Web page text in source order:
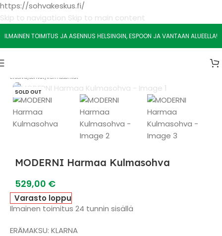
https://sohvakeskus.fi/
Skip to navigation Skip to main content
ILMAINEN TOIMITUS JA ASENNUS HELSINGIN, ESPOON JA VANTAAN ALUEELLA!
Etusivu/Sohvat/ Kulmasohvat
SOLD OUT
MODERNI Harmaa Kulmasohva
529,00 €
Varasto loppu
Ilmainen toimitus 24 tunnin sisällä
ERÄMAKSU: KLARNA